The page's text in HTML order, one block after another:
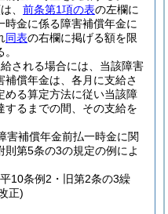
、 前条第1項の表の左欄に
金に係る障害補償年金に
同表の右欄に掲げる額を限
される場合には、当該障害
償年金は、各月に支給さ
める算定方法に従い当該障
するまでの間、その支給を
害補償年金前払一時金に関
則第5条の3の規定の例によ
10条例2・旧第2条の3繰
正)